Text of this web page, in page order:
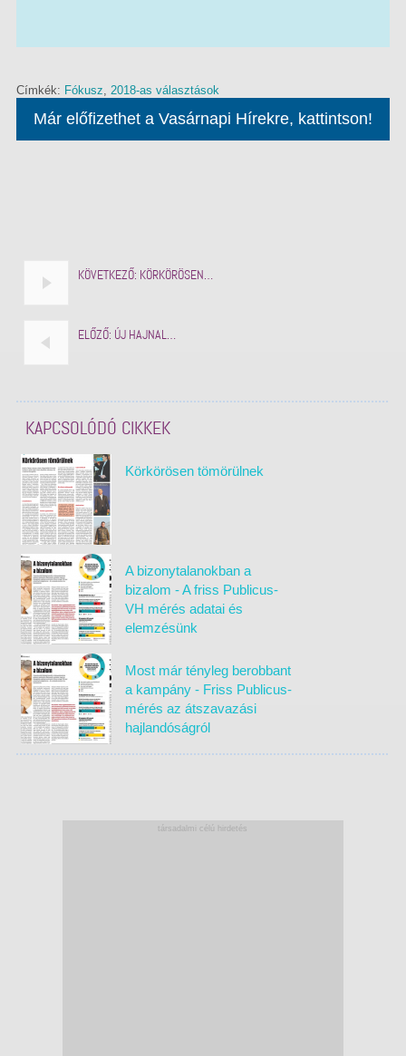
Címkék: Fókusz 2018-as választások
Már előfizethet a Vasárnapi Hírekre, kattintson!
KÖVETKEZŐ: KÖRKÖRÖSEN…
ELŐZŐ: ÚJ HAJNAL…
KAPCSOLÓDÓ CIKKEK
Körkörösen tömörülnek
A bizonytalanokban a
bizalom - A friss Publicus-
VH mérés adatai és
elemzésünk
Most már tényleg berobbant
a kampány - Friss Publicus-
mérés az átszavazási
hajlandóságról
társadalmi célú hirdetés